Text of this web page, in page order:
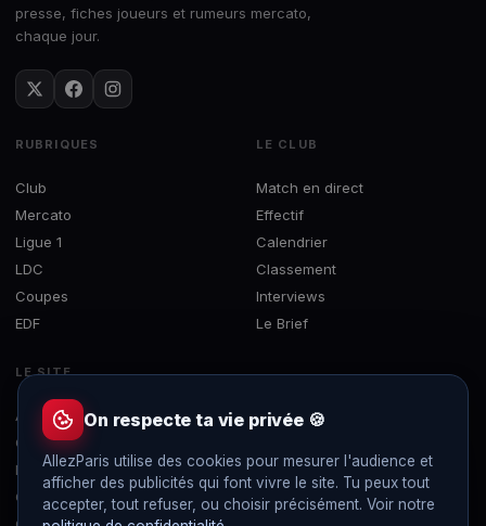
presse, fiches joueurs et rumeurs mercato,
chaque jour.
RUBRIQUES
Club
Mercato
Ligue 1
LDC
Coupes
EDF
LE CLUB
Match en direct
Effectif
Calendrier
Classement
Interviews
Le Brief
LE SITE
À propos
Contact
Mentions légales
Confidentialité
On respecte ta vie privée 🍪
AllezParis utilise des cookies pour mesurer l'audience et
afficher des publicités qui font vivre le site. Tu peux tout
accepter, tout refuser, ou choisir précisément. Voir notre